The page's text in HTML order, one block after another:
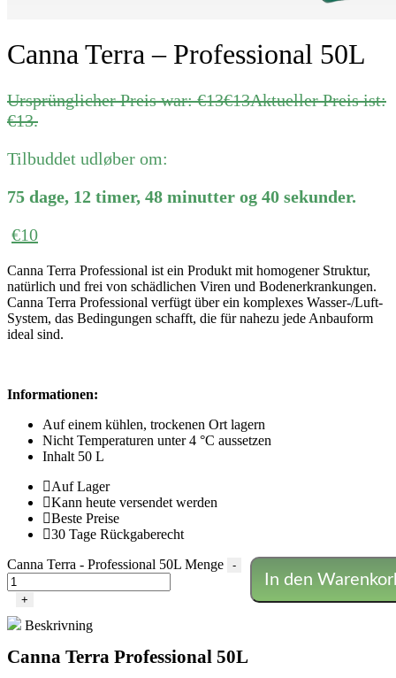
Canna Terra – Professional 50L
Ursprünglicher Preis war: €13€13Aktueller Preis ist:
€13.
Tilbuddet udløber om:
75 dage, 12 timer, 48 minutter og 40 sekunder.
€10
Canna Terra Professional ist ein Produkt mit homogener Struktur,
natürlich und frei von schädlichen Viren und Bodenerkrankungen.
Canna Terra Professional verfügt über ein komplexes Wasser-/Luft-
System, das Bedingungen schafft, die für nahezu jede Anbauform
ideal sind.
Informationen:
Auf einem kühlen, trockenen Ort lagern
Nicht Temperaturen unter 4 °C aussetzen
Inhalt 50 L
Auf Lager
Kann heute versendet werden
Beste Preise
30 Tage Rückgaberecht
Canna Terra - Professional 50L Menge
-
+
In den
Beskrivning
Canna Terra Professional 50L